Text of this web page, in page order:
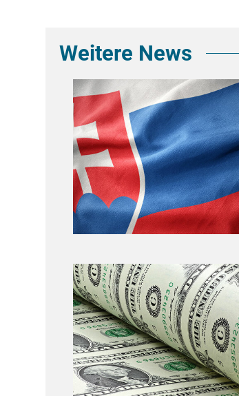
Weitere News